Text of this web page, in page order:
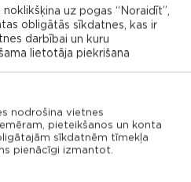
Ilzeskalna
pagasts
Audriņu
pagasts
Lendžu
Bērzgales
pagasts
Ozolaines
pagasts
Čornajas
pagasts
Stoļerovas
pagasts
uz pogas “Noraidīt”,
obligātās sīkdatnes, kas ir
darbībai un kuru
lietotāja piekrišana
nodrošina vietnes
pieteikšanos un konta
sīkdatnēm tīmekļa
pienācīgi izmantot.